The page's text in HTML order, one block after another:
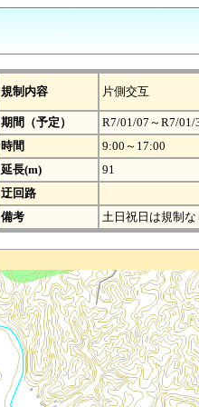
規制内容 片側交互
期間（予定）
R7/01/07～R7/01/
時間
9:00～17:00
延長(m)
91
迂回路
備考 土日祝日は規制な